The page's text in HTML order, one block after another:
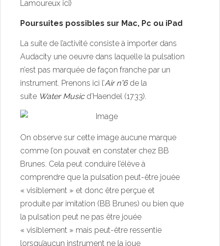
Lamoureux ici)
Poursuites possibles sur Mac, Pc ou iPad
La suite de l’activité consiste à importer dans
Audacity une oeuvre dans laquelle la pulsation
n’est pas marquée de façon franche par un
instrument. Prenons ici l’Air n°6de la
suite Water Musicd’Haendel (1733).
On observe sur cette image aucune marque
comme l’on pouvait en constater chez BB
Brunes. Cela peut conduire l’élève à
comprendre que la pulsation peut-être jouée
« visiblement » et donc être perçue et
produite par imitation (BB Brunes) ou bien que
la pulsation peut ne pas être jouée
« visiblement » mais peut-être ressentie
lorsqu’aucun instrument ne la joue